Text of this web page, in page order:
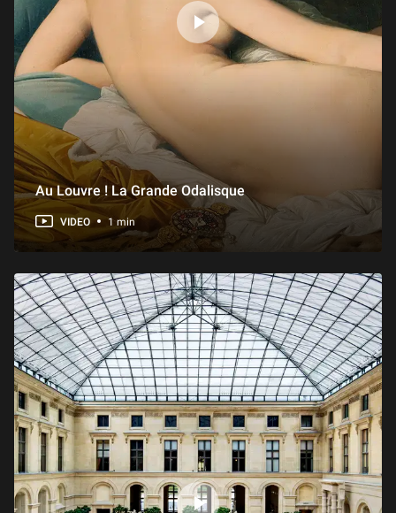
Au Louvre ! La Grande Odalisque
VIDEO 1 min